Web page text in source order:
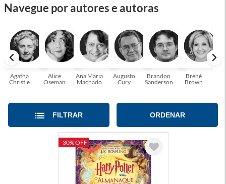
e tenha a oportunidade de alcançar o seu crescimento
passe um tempo no mundo da imaginação! A leitura
transforma vidas e estamos aqui para ajudar a transformar a
sua! Tenha certeza, temos o livro perfeito para você!
Navegue por autores e autoras
Agatha
Christie
Alice
Oseman
Ana Maria
Machado
Augusto
Cury
Brandon
Sanderson
Brené
Brown
FILTRAR ORDENAR
-30% OFF